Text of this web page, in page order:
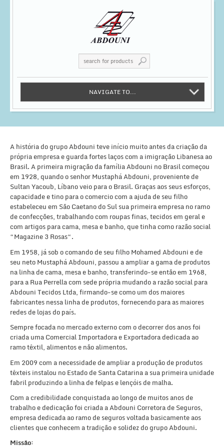
NAVIGATE TO...
A história do grupo Abdouni teve início muito antes da criação da
própria empresa e guarda fortes laços com a imigração Libanesa ao
Brasil. A primeira migração da família Abdouni no Brasil começou
em 1928, quando o senhor Mustaphá Abdouni, proveniente de
Sultan Yacoub, Líbano veio para o Brasil. Graças aos seus esforços,
capacidade e tino para o comercio com a ajuda de seu filho
estabeleceu em São Caetano do Sul sua primeira empresa no ramo
de confecções, trabalhando com roupas finas, tecidos em geral e
com artigos para cama, mesa e banho, que tinha como razão social
“Magazine 3 Rosas“.
Em 1958, já sob o comando de seu filho Mohamed Abdouni e de
seu neto Mustaphá Abdouni, passou a ampliar a gama de produtos
na linha de cama, mesa e banho, transferindo-se então em 1968,
para a Rua Perrella com sede própria mudando a razão social para
Abdouni Tecidos Ltda, firmando-se como um dos maiores
fabricantes nessa linha de produtos, fornecendo para as maiores
redes de lojas do país.
Sempre focada no mercado externo com o decorrer dos anos foi
criada uma Comercial Importadora e Exportadora dedicada ao
ramo têxtil, alimentos e não alimentos.
Em 2009 com a necessidade de ampliar a produção de produtos
têxteis instalou no Estado de Santa Catarina a sua primeira unidade
fabril produzindo a linha de felpas e lençóis de malha.
Com a credibilidade conquistada ao longo de muitos anos de
trabalho e dedicação foi criada a Abdouni Corretora de Seguros,
empresa dedicada ao ramo de seguros voltada basicamente aos
clientes que conhecem a tradição e solidez do grupo Abdouni.
Missão: